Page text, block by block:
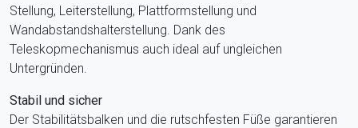
Stellung, Leiterstellung, Plattformstellung und
Wandabstandshalterstellung. Dank des
Teleskopmechanismus auch ideal auf ungleichen
Untergründen.
Stabil und sicher
Der Stabilitätsbalken und die rutschfesten Füße garantieren